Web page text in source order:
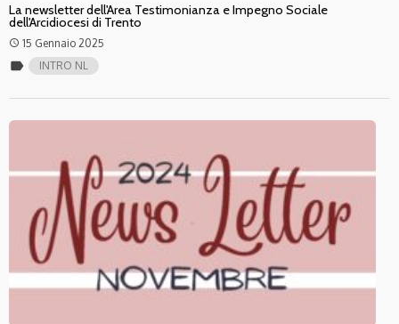
La newsletter dell'Area Testimonianza e Impegno Sociale
dell'Arcidiocesi di Trento
access_time 15 Gennaio 2025
label INTRO NL